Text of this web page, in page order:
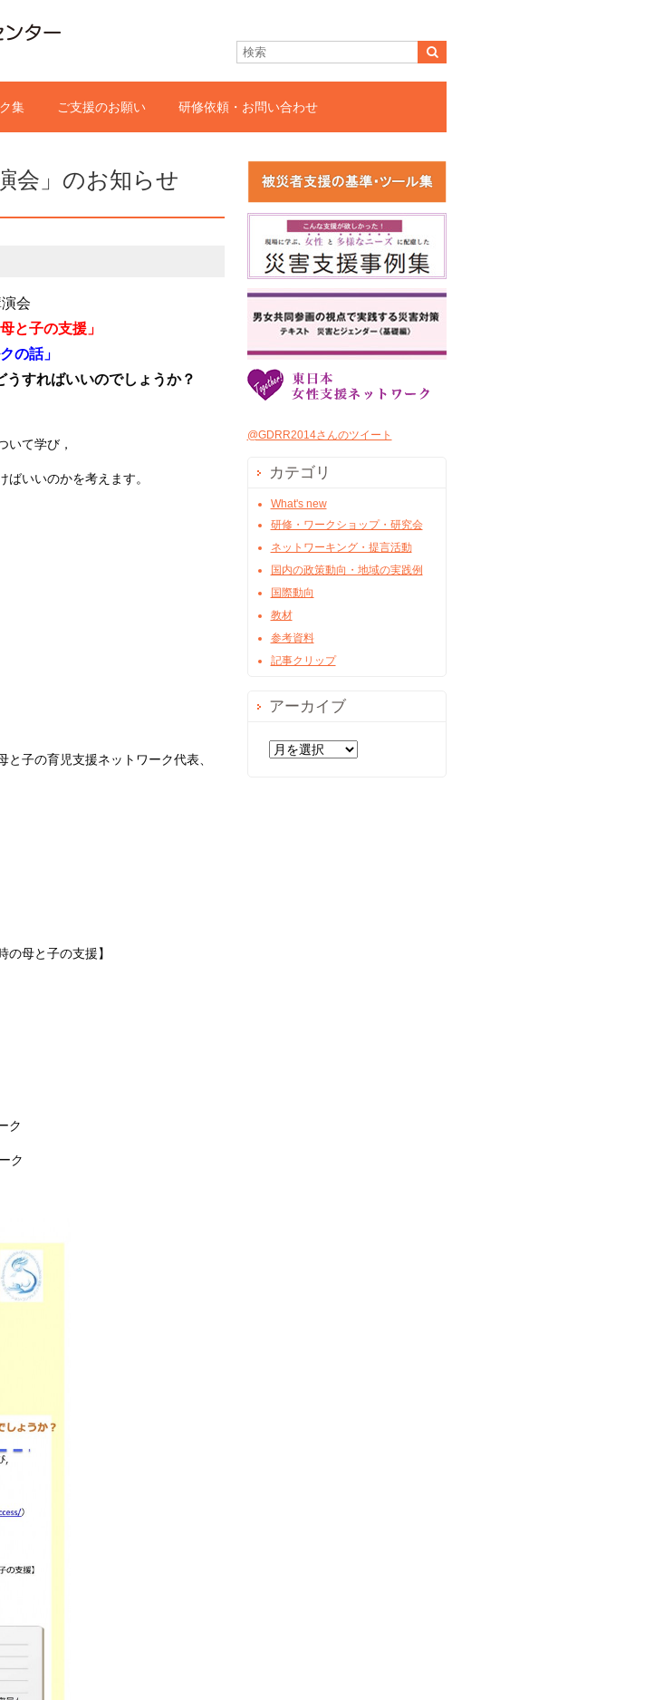
集 ご支援のお願い 研修依頼・お問い合わせ
会」のお知らせ
会
と子の支援」
の話」
すればいいのでしょうか？
いて学び，
いいのかを考えます。
子の育児支援ネットワーク代表、
母と子の支援】
ク
ク
@GDRR2014さんのツイート
カテゴリ
What's new
研修・ワークショップ・研究会
ネットワーキング・提言活動
国内の政策動向・地域の実践例
国際動向
教材
参考資料
記事クリップ
アーカイブ